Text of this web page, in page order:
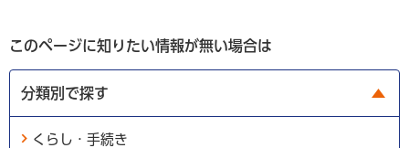
このページに知りたい情報が無い場合は
分類別で探す
くらし・手続き